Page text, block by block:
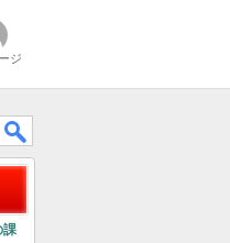
ジ
課